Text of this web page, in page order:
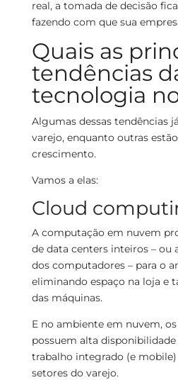
real, a tomada de decisão
fazendo com que sua
Quais as
tendências
tecnologia
Algumas dessas tendências
varejo, enquanto outras
crescimento.
Vamos a elas:
Cloud
A computação em nuvem
de data centers inteiros – ou
dos computadores – para o
eliminando espaço na loja e
das máquinas.
E no ambiente em nuvem,
possuem alta
trabalho integrado (e
setores do varejo.